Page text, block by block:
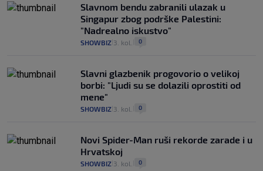
Slavnom bendu zabranili ulazak u
Singapur zbog podrške Palestini:
"Nadrealno iskustvo"
SHOWBIZ 3. kol. 0
Slavni glazbenik progovorio o velikoj
borbi: "Ljudi su se dolazili oprostiti od
mene"
SHOWBIZ 3. kol. 0
Novi Spider-Man ruši rekorde zarade i u
Hrvatskoj
SHOWBIZ 3. kol. 0